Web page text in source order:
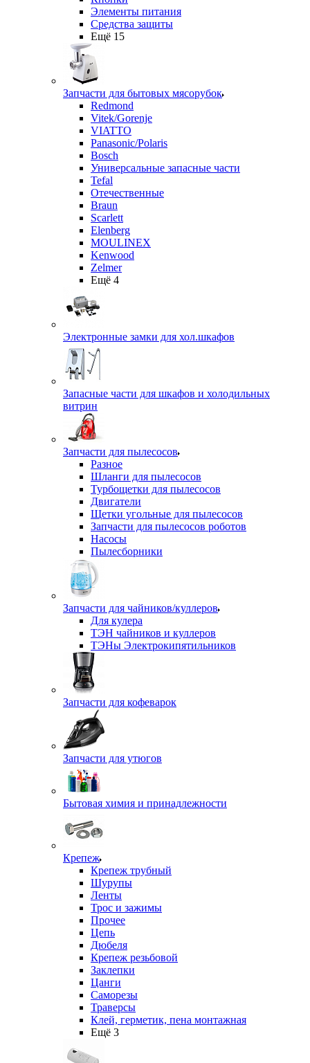
Элементы питания
Средства защиты
Ещё 15
Запчасти для бытовых мясорубок
Redmond
Vitek/Gorenje
VIATTO
Panasonic/Polaris
Bosch
Универсальные запасные части
Tefal
Отечественные
Braun
Scarlett
Elenberg
MOULINEX
Kenwood
Zelmer
Ещё 4
Электронные замки для хол.шкафов
Запасные части для шкафов и холодильных
витрин
Запчасти для пылесосов
Разное
Шланги для пылесосов
Турбощетки для пылесосов
Двигатели
Щетки угольные для пылесосов
Запчасти для пылесосов роботов
Насосы
Пылесборники
Запчасти для чайников/куллеров
Для кулера
ТЭН чайников и куллеров
ТЭНы Электрокипятильников
Запчасти для кофеварок
Запчасти для утюгов
Бытовая химия и принадлежности
Крепеж
Крепеж трубный
Шурупы
Ленты
Трос и зажимы
Прочее
Цепь
Дюбеля
Крепеж резьбовой
Заклепки
Цанги
Саморезы
Траверсы
Клей, герметик, пена монтажная
Ещё 3